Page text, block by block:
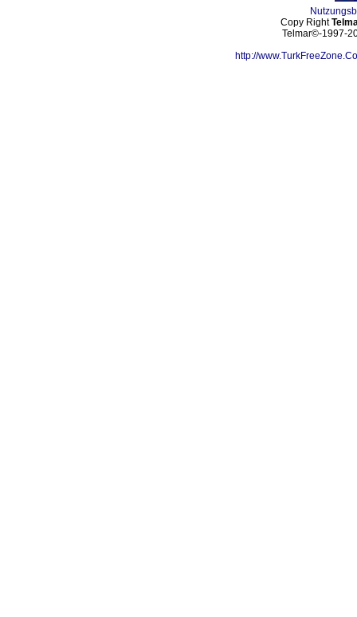
Copy Right
Telmar©-1997-
http://